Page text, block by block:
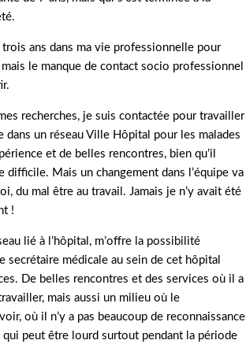
trois ans dans ma vie professionnelle pour
le manque de contact socio professionnel
recherches, je suis contactée pour travailler
dans un réseau Ville Hôpital pour les malades
et de belles rencontres, bien qu’il
difficile. Mais un changement dans l’équipe va
du mal être au travail. Jamais je n’y avait été
!
lié à l’hôpital, m’offre la possibilité
secrétaire médicale au sein de cet hôpital
De belles rencontres et des services où il a
mais aussi un milieu où le
où il n’y a pas beaucoup de reconnaissance
peut être lourd surtout pendant la période